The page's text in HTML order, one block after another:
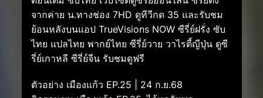
จากค่าย น.ทางช่อง 7HD ดูทีวีกด 35 และรับชม
ย้อนหลังบนแอป TrueVisions NOW ซีรี่ย์ฝรั่ง ซับ
ไทย แปลไทย พากย์ไทย ซีรี่ย์วาย วาไรตี้ญีปุ่น ดูซี
รี่ย์เกาหลี ซีรี่ย์จีน รับชมดูฟรี
ตัวอย่าง เมืองแก้ว EP.25 | 24 ก.ย.68